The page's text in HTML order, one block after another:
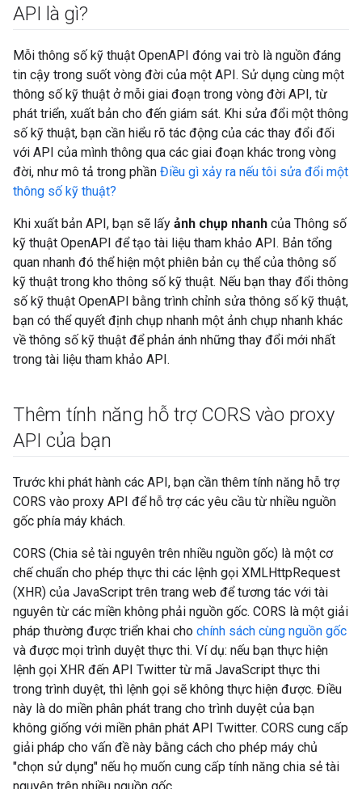
API là gì?
Mỗi thông số kỹ thuật OpenAPI đóng vai trò là nguồn đáng
tin cậy trong suốt vòng đời của một API. Sử dụng cùng một
thông số kỹ thuật ở mỗi giai đoạn trong vòng đời API, từ
phát triển, xuất bản cho đến giám sát. Khi sửa đổi một thông
số kỹ thuật, bạn cần hiểu rõ tác động của các thay đổi đối
với API của mình thông qua các giai đoạn khác trong vòng
đời, như mô tả trong phần Điều gì xảy ra nếu tôi sửa đổi một
thông số kỹ thuật?
Khi xuất bản API, bạn sẽ lấy ảnh chụp nhanh của Thông số
kỹ thuật OpenAPI để tạo tài liệu tham khảo API. Bản tổng
quan nhanh đó thể hiện một phiên bản cụ thể của thông số
kỹ thuật trong kho thông số kỹ thuật. Nếu bạn thay đổi thông
số kỹ thuật OpenAPI bằng trình chỉnh sửa thông số kỹ thuật,
bạn có thể quyết định chụp nhanh một ảnh chụp nhanh khác
về thông số kỹ thuật để phản ánh những thay đổi mới nhất
trong tài liệu tham khảo API.
Thêm tính năng hỗ trợ CORS vào proxy
API của bạn
Trước khi phát hành các API, bạn cần thêm tính năng hỗ trợ
CORS vào proxy API để hỗ trợ các yêu cầu từ nhiều nguồn
gốc phía máy khách.
CORS (Chia sẻ tài nguyên trên nhiều nguồn gốc) là một cơ
chế chuẩn cho phép thực thi các lệnh gọi XMLHttpRequest
(XHR) của JavaScript trên trang web để tương tác với tài
nguyên từ các miền không phải nguồn gốc. CORS là một giải
pháp thường được triển khai cho chính sách cùng nguồn gốc
và được mọi trình duyệt thực thi. Ví dụ: nếu bạn thực hiện
lệnh gọi XHR đến API Twitter từ mã JavaScript thực thi
trong trình duyệt, thì lệnh gọi sẽ không thực hiện được. Điều
này là do miền phân phát trang cho trình duyệt của bạn
không giống với miền phân phát API Twitter. CORS cung cấp
giải pháp cho vấn đề này bằng cách cho phép máy chủ
"chọn sử dụng" nếu họ muốn cung cấp tính năng chia sẻ tài
nguyên trên nhiều nguồn gốc.